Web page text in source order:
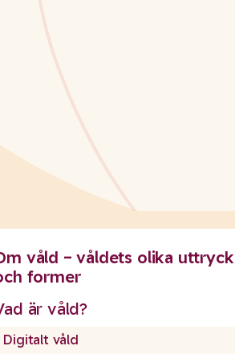
våld – våldets olika uttryck
former
är våld?
Digitalt våld